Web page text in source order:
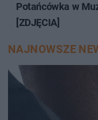
Potańcówka w
[ZDJĘCIA]
NAJNOWSZE